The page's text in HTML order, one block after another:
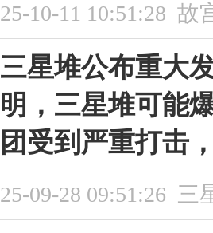
25-10-11 10:51:28 故
三星堆公布重大
明，三星堆可能
团受到严重打击
25-09-28 09:51:26 三